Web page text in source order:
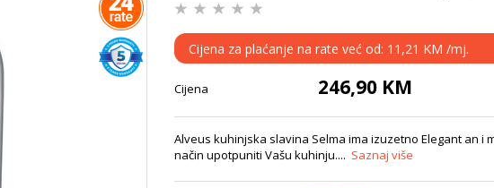
Cijena za plaćanje na rate već od: 11,21 KM /mj.
Cijena 246,90 KM
Alveus kuhinjska slavina Selma ima izuzetno Elegant an i
način upotpuniti Vašu kuhinju.... Saznaj više